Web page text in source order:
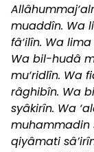
muaddîn. Wa
fâ‘ilîn. Wa
Wa bil-hudâ
mu‘ridlîn. Wa
râghibîn. Wa
syâkirîn. Wa
muhammadin
qiyâmati